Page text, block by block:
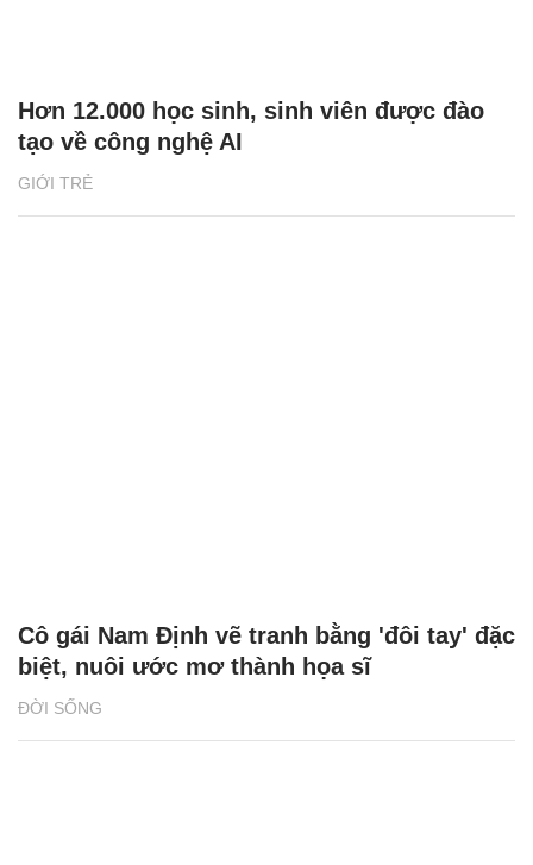
GIỚI TRẺ
Hơn 12.000 học sinh, sinh viên được đào
tạo về công nghệ AI
ĐỜI SỐNG
Cô gái Nam Định vẽ tranh bằng 'đôi tay' đặc
biệt, nuôi ước mơ thành họa sĩ